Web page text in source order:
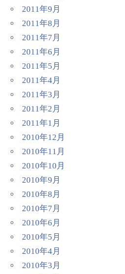
2011年9月
2011年8月
2011年7月
2011年6月
2011年5月
2011年4月
2011年3月
2011年2月
2011年1月
2010年12月
2010年11月
2010年10月
2010年9月
2010年8月
2010年7月
2010年6月
2010年5月
2010年4月
2010年3月